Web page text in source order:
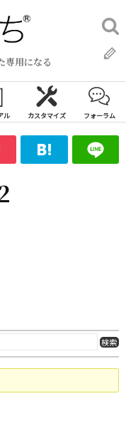
専用になる
検
索:
ル カスタマイズ フォーラム